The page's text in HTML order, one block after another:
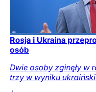
Rosja i Ukraina
osób
Dwie osoby zginęły w
trzy w wyniku